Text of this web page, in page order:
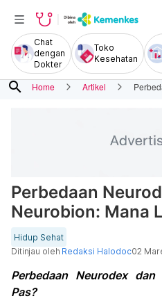
Chat
dengan
Dokter
Toko
Kesehatan
search Home Artikel
Perbedaan
Neurobion: Mana
Hidup Sehat
Ditinjau oleh Redaksi Halodoc02
Perbedaan Neurodex
Pas?